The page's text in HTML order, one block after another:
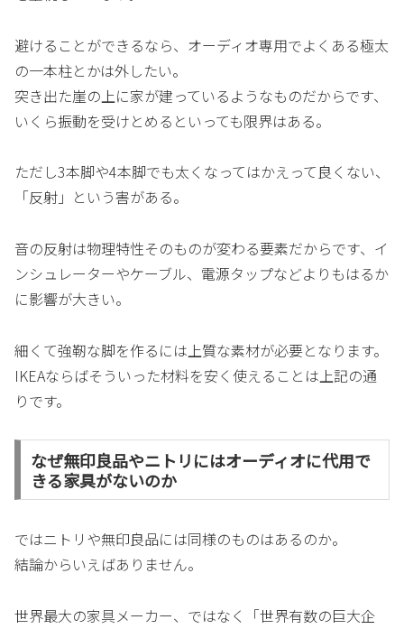
避けることができるなら、オーディオ専用でよくある極太
の一本柱とかは外したい。
突き出た崖の上に家が建っているようなものだからです、
いくら振動を受けとめるといっても限界はある。
ただし3本脚や4本脚でも太くなってはかえって良くない、
「反射」という害がある。
音の反射は物理特性そのものが変わる要素だからです、イ
ンシュレーターやケーブル、電源タップなどよりもはるか
に影響が大きい。
細くて強靭な脚を作るには上質な素材が必要となります。
IKEAならばそういった材料を安く使えることは上記の通
りです。
なぜ無印良品やニトリにはオーディオに代用で
きる家具がないのか
ではニトリや無印良品には同様のものはあるのか。
結論からいえばありません。
世界最大の家具メーカー、ではなく「世界有数の巨大企